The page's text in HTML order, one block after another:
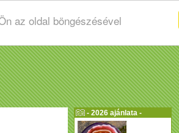
az oldal böngészésével
- 2026 ajánlata -